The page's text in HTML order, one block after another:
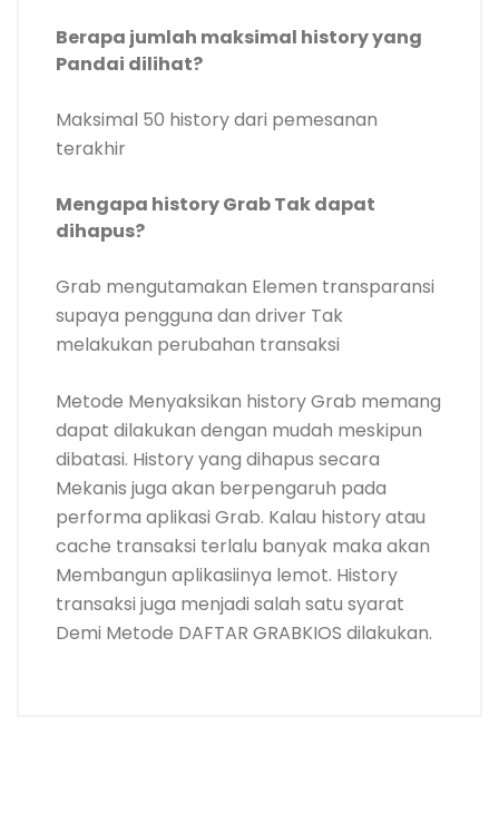
Berapa jumlah maksimal history yang
Pandai dilihat?
Maksimal 50 history dari pemesanan
terakhir
Mengapa history Grab Tak dapat
dihapus?
Grab mengutamakan Elemen transparansi
supaya pengguna dan driver Tak
melakukan perubahan transaksi
Metode Menyaksikan history Grab memang
dapat dilakukan dengan mudah meskipun
dibatasi. History yang dihapus secara
Mekanis juga akan berpengaruh pada
performa aplikasi Grab. Kalau history atau
cache transaksi terlalu banyak maka akan
Membangun aplikasiinya lemot. History
transaksi juga menjadi salah satu syarat
Demi Metode DAFTAR GRABKIOS dilakukan.